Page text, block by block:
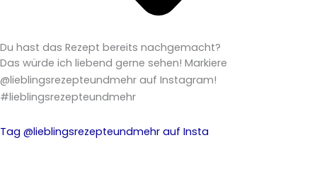
Du hast das Rezept bereits nachgemacht?
Das würde ich liebend gerne sehen! Markiere
@lieblingsrezepteundmehr auf Instagram!
#lieblingsrezepteundmehr
Tag @lieblingsrezepteundmehr auf Insta